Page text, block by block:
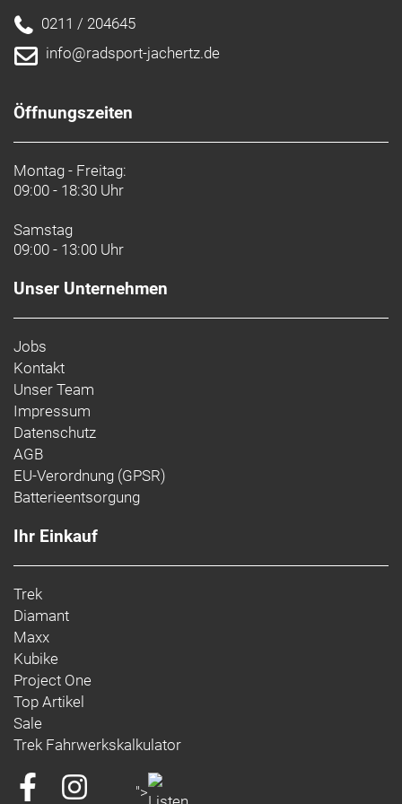
Warn- und Sicherheitsinformationen:
Trek-, Bontrager- und Electra-Produkte: https://www.trekbikes.com/manuals/
0211 / 204645
info@radsport-jachertz.de
Öffnungszeiten
Montag - Freitag:
09:00 - 18:30 Uhr
Samstag
09:00 - 13:00 Uhr
Unser Unternehmen
Jobs
Kontakt
Unser Team
Impressum
Datenschutz
AGB
EU-Verordnung (GPSR)
Batterieentsorgung
Ihr Einkauf
Trek
Diamant
Maxx
Kubike
Project One
Top Artikel
Sale
Trek Fahrwerkskalkulator
">